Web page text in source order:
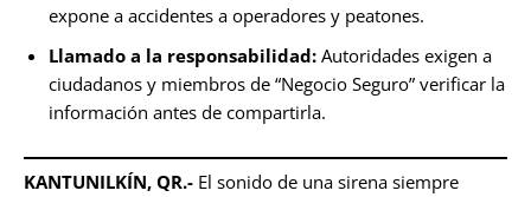
expone a accidentes a operadores y peatones.
Llamado a la responsabilidad: Autoridades exigen a
ciudadanos y miembros de “Negocio Seguro” verificar la
información antes de compartirla.
KANTUNILKÍN, QR.- El sonido de una sirena siempre